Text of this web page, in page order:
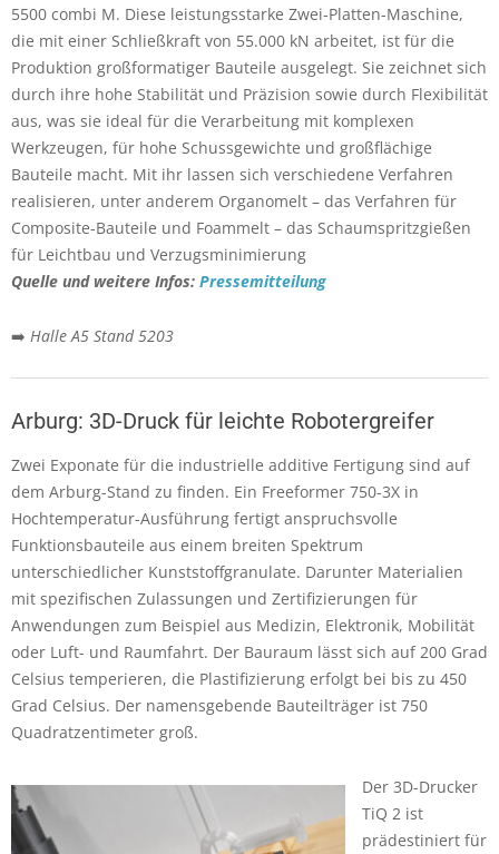
5500 combi M. Diese leistungsstarke Zwei-Platten-Maschine,
die mit einer Schließkraft von 55.000 kN arbeitet, ist für die
Produktion großformatiger Bauteile ausgelegt. Sie zeichnet sich
durch ihre hohe Stabilität und Präzision sowie durch Flexibilität
aus, was sie ideal für die Verarbeitung mit komplexen
Werkzeugen, für hohe Schussgewichte und großflächige
Bauteile macht. Mit ihr lassen sich verschiedene Verfahren
realisieren, unter anderem Organomelt – das Verfahren für
Composite-Bauteile und Foammelt – das Schaumspritzgießen
für Leichtbau und Verzugsminimierung
Quelle und weitere Infos: Pressemitteilung
➡️ Halle A5 Stand 5203
Arburg: 3D-Druck für leichte Robotergreifer
Zwei Exponate für die industrielle additive Fertigung sind auf
dem Arburg-Stand zu finden. Ein Freeformer 750-3X in
Hochtemperatur-Ausführung fertigt anspruchsvolle
Funktionsbauteile aus einem breiten Spektrum
unterschiedlicher Kunststoffgranulate. Darunter Materialien
mit spezifischen Zulassungen und Zertifizierungen für
Anwendungen zum Beispiel aus Medizin, Elektronik, Mobilität
oder Luft- und Raumfahrt. Der Bauraum lässt sich auf 200 Grad
Celsius temperieren, die Plastifizierung erfolgt bei bis zu 450
Grad Celsius. Der namensgebende Bauteilträger ist 750
Quadratzentimeter groß.
Der 3D-Drucker
TiQ 2 ist
prädestiniert für